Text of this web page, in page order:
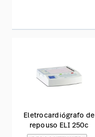
Eletrocardiógrafo de
repouso ELI 250c